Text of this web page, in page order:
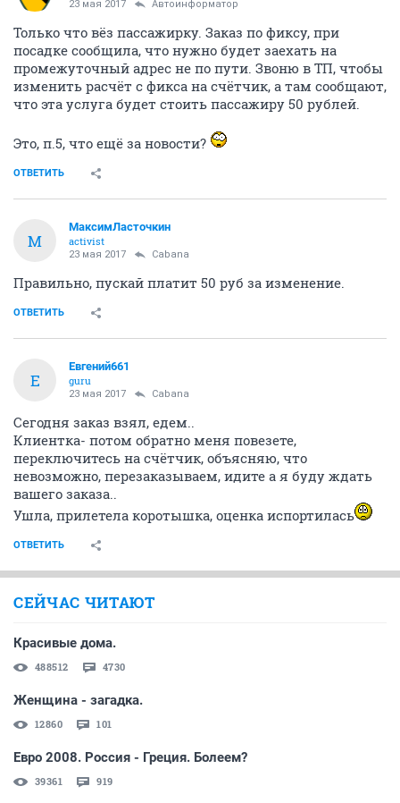
23 мая 2017 Автоинформатор
Только что вёз пассажирку. Заказ по фиксу, при
посадке сообщила, что нужно будет заехать на
промежуточный адрес не по пути. Звоню в ТП, чтобы
изменить расчёт с фикса на счётчик, а там сообщают,
что эта услуга будет стоить пассажиру 50 рублей.
Это, п.5, что ещё за новости?
ОТВЕТИТЬ
М
МаксимЛасточкин
activist
23 мая 2017 Cabana
Правильно, пускай платит 50 руб за изменение.
ОТВЕТИТЬ
Е
Евгений661
guru
23 мая 2017 Cabana
Сегодня заказ взял, едем..
Клиентка- потом обратно меня повезете,
переключитесь на счётчик, объясняю, что
невозможно, перезаказываем, идите а я буду ждать
вашего заказа..
Ушла, прилетела коротышка, оценка испортилась
ОТВЕТИТЬ
СЕЙЧАС ЧИТАЮТ
Красивые дома.
488512 4730
Женщина - загадка.
12860 101
Евро 2008. Россия - Греция. Болеем?
39361 919